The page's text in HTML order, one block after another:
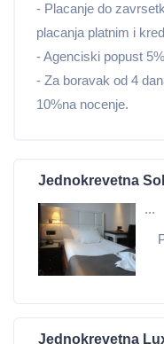
- Placanje do
placanja platnim i
- Agenciski popust
- Za boravak od 4
10%na nocenje.
Jednokrevetna
...
Jednokrevetna